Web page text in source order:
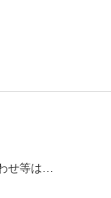
せ等は…